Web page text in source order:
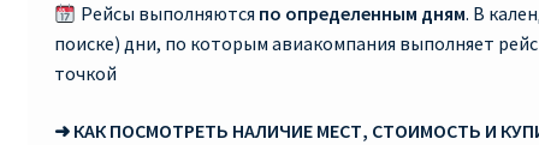
Рейсы выполняются по определенным дням. В
поиске) дни, по которым авиакомпания выполняет
точкой
➜ КАК ПОСМОТРЕТЬ НАЛИЧИЕ МЕСТ, СТОИМОСТЬ И